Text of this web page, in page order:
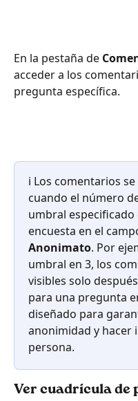
En la pestaña de
acceder a los
pregunta específica.
ℹ️ Los comentarios
cuando el número
umbral
encuesta en el
Anonimato. Por
umbral en 3, los
visibles solo
para una pregunta
diseñado para
anonimidad y hacer
persona.
Ver cuadrícula de